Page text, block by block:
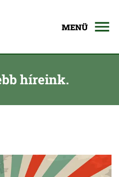
MENÜ
híreink.